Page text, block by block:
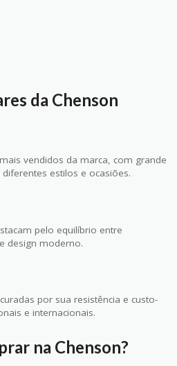
da Chenson
vendidos da marca, com grande
estilos e ocasiões.
pelo equilíbrio entre
design moderno.
por sua resistência e custo-
e internacionais.
na Chenson?